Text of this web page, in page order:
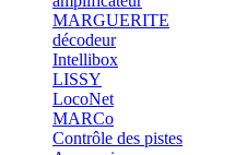
MARGUERITE
décodeur
Intellibox
LISSY
LocoNet
MARCo
Contrôle des pistes